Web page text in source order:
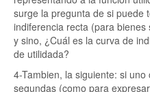
surge la pregunta de si puede
indiferencia recta (para
y sino, ¿Cuál es la curva de
de utilidada?
4-Tambien, la siguiente: si
segundas (como para